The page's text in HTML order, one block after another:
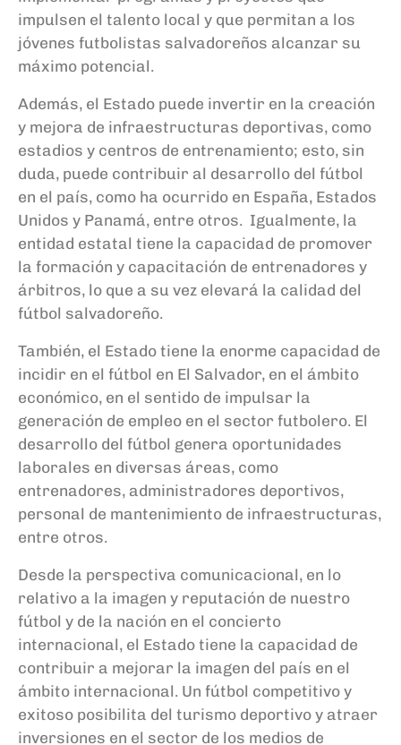
impulsen el talento local y que permitan a los
jóvenes futbolistas salvadoreños alcanzar su
máximo potencial.
Además, el Estado puede invertir en la creación
y mejora de infraestructuras deportivas, como
estadios y centros de entrenamiento; esto, sin
duda, puede contribuir al desarrollo del fútbol
en el país, como ha ocurrido en España, Estados
Unidos y Panamá, entre otros. Igualmente, la
entidad estatal tiene la capacidad de promover
la formación y capacitación de entrenadores y
árbitros, lo que a su vez elevará la calidad del
fútbol salvadoreño.
También, el Estado tiene la enorme capacidad de
incidir en el fútbol en El Salvador, en el ámbito
económico, en el sentido de impulsar la
generación de empleo en el sector futbolero. El
desarrollo del fútbol genera oportunidades
laborales en diversas áreas, como
entrenadores, administradores deportivos,
personal de mantenimiento de infraestructuras,
entre otros.
Desde la perspectiva comunicacional, en lo
relativo a la imagen y reputación de nuestro
fútbol y de la nación en el concierto
internacional, el Estado tiene la capacidad de
contribuir a mejorar la imagen del país en el
ámbito internacional. Un fútbol competitivo y
exitoso posibilita del turismo deportivo y atraer
inversiones en el sector de los medios de